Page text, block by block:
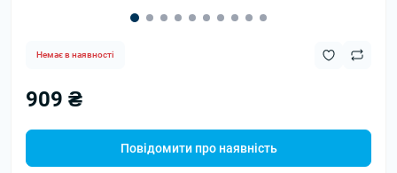
Немає в наявності
909 ₴
Повідомити про наявність